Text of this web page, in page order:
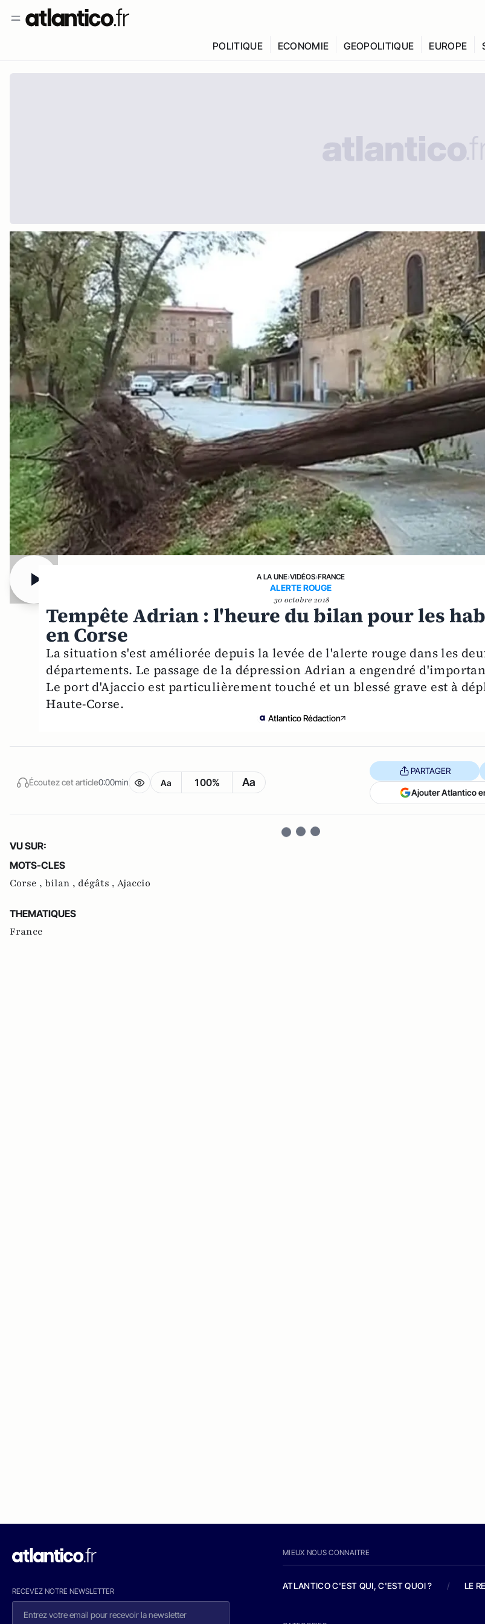
POLITIQUE ECONOMIE GEOPOLITIQUE EUROPE
A LA UNE›VIDÉOS›FRANCE
ALERTE ROUGE
30 octobre 2018
Tempête Adrian : l'heure du bilan pour les
en Corse
La situation s'est améliorée depuis la levée de l'alerte rouge dans les
départements. Le passage de la dépression Adrian a engendré
Le port d'Ajaccio est particulièrement touché et un blessé grave est à
Haute-Corse.
Atlantico Rédaction
Écoutez cet article0:00min Aa 100% Aa
PARTAGER
Ajouter Atlantico
VU SUR:
MOTS-CLES
Corse , bilan , dégâts , Ajaccio
THEMATIQUES
France
RECEVEZ NOTRE NEWSLETTER
MIEUX NOUS CONNAITRE
ATLANTICO C'EST QUI, C'EST QUOI ? / LE